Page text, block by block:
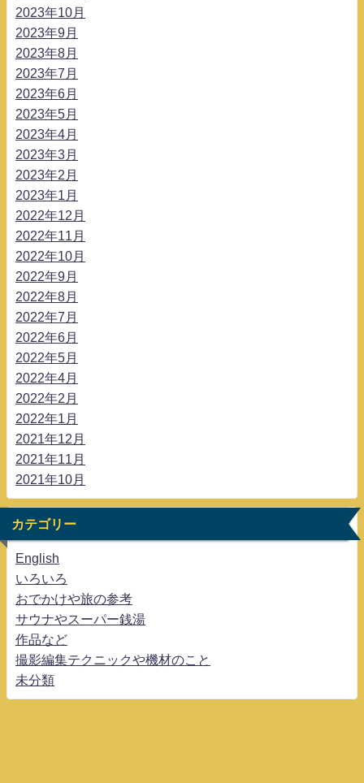
2023年10月
2023年9月
2023年8月
2023年7月
2023年6月
2023年5月
2023年4月
2023年3月
2023年2月
2023年1月
2022年12月
2022年11月
2022年10月
2022年9月
2022年8月
2022年7月
2022年6月
2022年5月
2022年4月
2022年2月
2022年1月
2021年12月
2021年11月
2021年10月
カテゴリー
English
いろいろ
おでかけや旅の参考
サウナやスーパー銭湯
作品など
撮影編集テクニックや機材のこと
未分類